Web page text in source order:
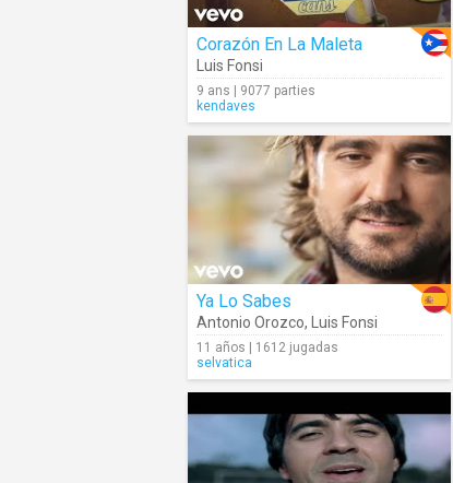
Corazón En La Maleta
Luis Fonsi
9 ans | 9077 parties
kendaves
Ya Lo Sabes
Antonio Orozco, Luis Fonsi
11 años | 1612 jugadas
selvatica